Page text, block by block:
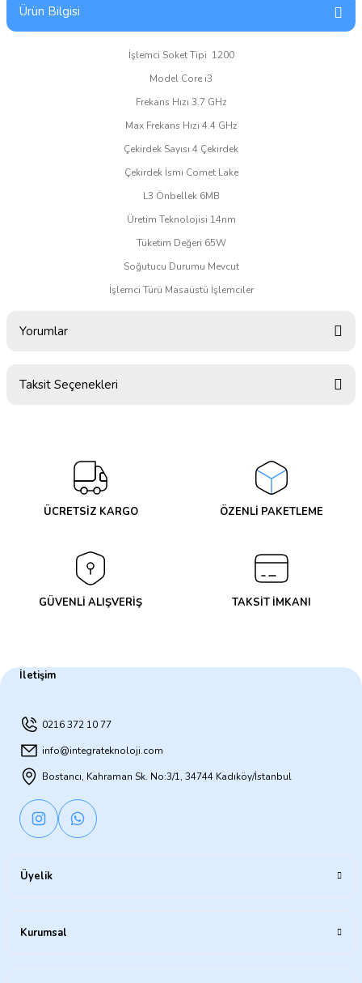
Ürün Bilgisi
İşlemci Soket Tipi 1200
Model Core i3
Frekans Hızı 3.7 GHz
Max Frekans Hızı 4.4 GHz
Çekirdek Sayısı 4 Çekirdek
Çekirdek İsmi Comet Lake
L3 Önbellek 6MB
Üretim Teknolojisi 14nm
Tüketim Değeri 65W
Soğutucu Durumu Mevcut
İşlemci Türü Masaüstü İşlemciler
Yorumlar
Taksit Seçenekleri
ÜCRETSİZ KARGO ÖZENLİ PAKETLEME
GÜVENLİ ALIŞVERİŞ TAKSİT İMKANI
İletişim
0216 372 10 77
info@integrateknoloji.com
Bostancı, Kahraman Sk. No:3/1, 34744 Kadıköy/İstanbul
Üyelik
Kurumsal